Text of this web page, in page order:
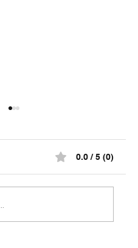
0.0 / 5 (0)